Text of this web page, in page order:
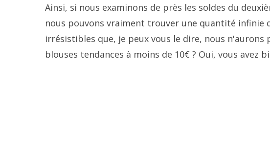
Ainsi, si nous examinons de près les soldes du
nous pouvons vraiment trouver une quantité infinie
irrésistibles que, je peux vous le dire, nous n'aurons
blouses tendances à moins de 10€ ? Oui, vous avez